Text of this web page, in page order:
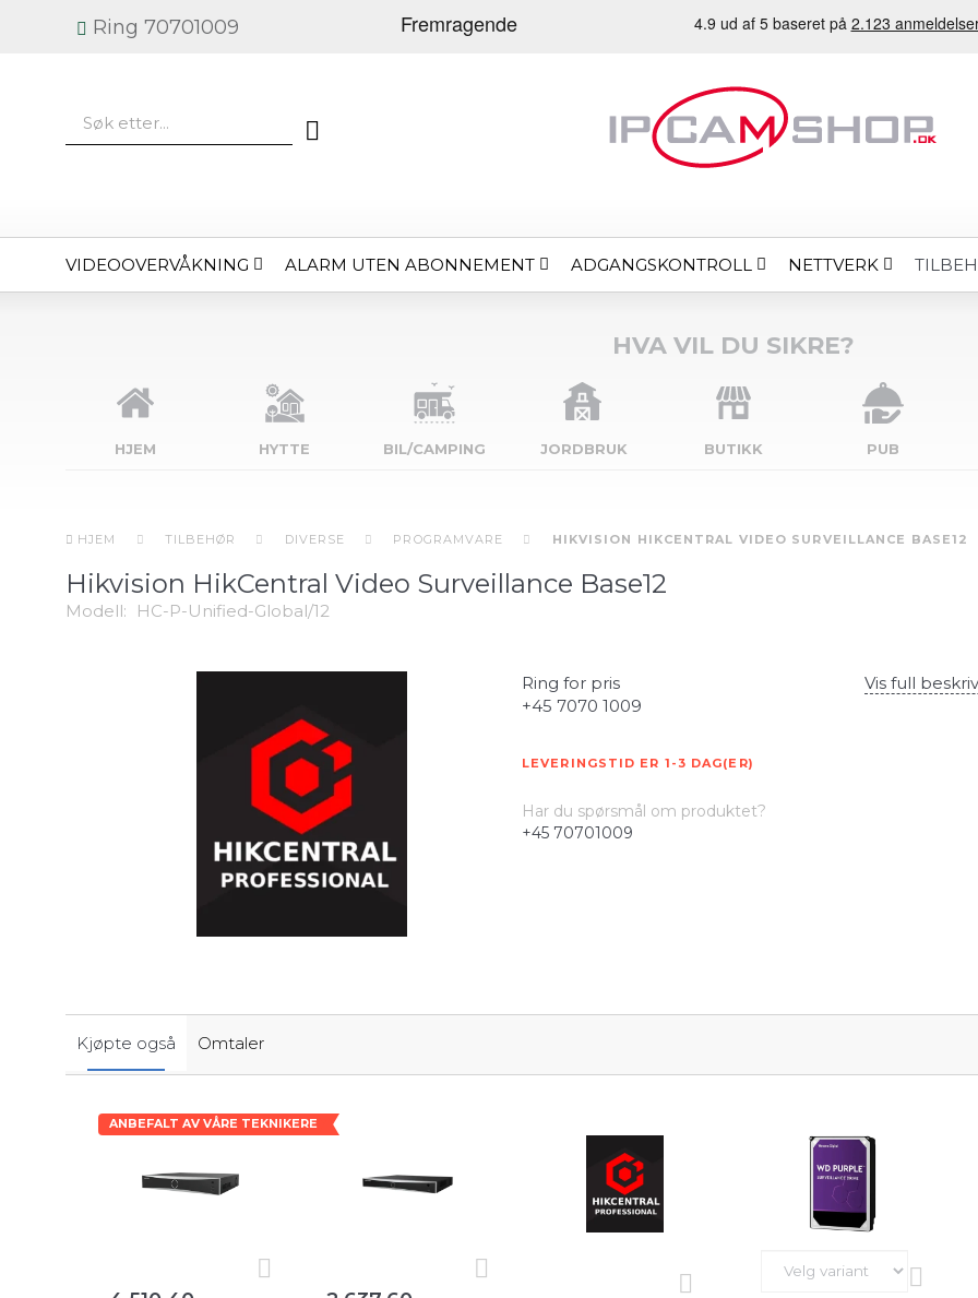
Ring 70701009
VIDEOOVERVÅKNING ALARM UTEN ABONNEMENT ADGANGSKONTROLL NETTVERK
HVA VIL DU SIKRE?
HJEM HYTTE BIL/CAMPING JORDBRUK BUTIKK PUB
HJEM TILBEHØR DIVERSE PROGRAMVARE HIKVISION HIKCENTRAL VIDEO SURVEILLANCE BASE12
Hikvision HikCentral Video Surveillance Base12
Modell: HC-P-Unified-Global/12
Ring for pris
+45 7070 1009
LEVERINGSTID ER 1-3 DAG(ER)
Har du spørsmål om produktet?
+45 70701009
Vis full
Kjøpte også Omtaler
ANBEFALT AV VÅRE TEKNIKERE